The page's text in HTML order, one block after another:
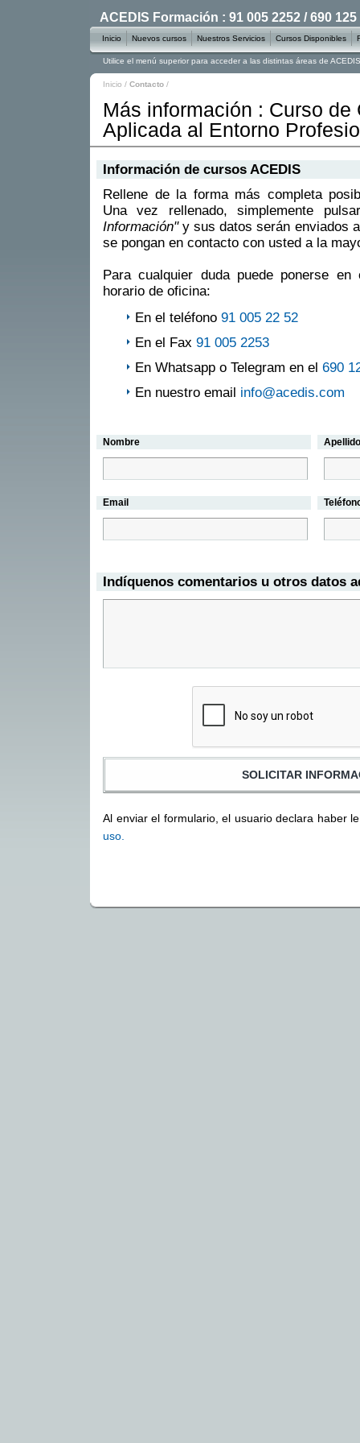
Inicio / Contacto /
Más información : Curso de
Aplicada al Entorno
Información de cursos ACEDIS
Rellene de la forma más completa
Una vez rellenado, simplemente
Información"y sus datos serán enviados
se pongan en contacto con usted a la
Para cualquier duda puede ponerse
horario de oficina:
En el teléfono 91 005 22 52
En el Fax 91 005 2253
En Whatsapp o Telegram en el 690
En nuestro email info@acedis.com
Nombre
Email
Indíquenos comentarios u otros datos
Al enviar el formulario, el usuario declara haber
uso.
ACEDIS Formación : 91 005 2252 / 690 125
Inicio Nuevos cursos Nuestros Servicios Cursos Disponibles
Utilice el menú superior para acceder a las distintas áreas de